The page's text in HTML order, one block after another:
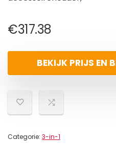
€317.38
BEKIJK PRIJS EN
Categorie: 3-in-1